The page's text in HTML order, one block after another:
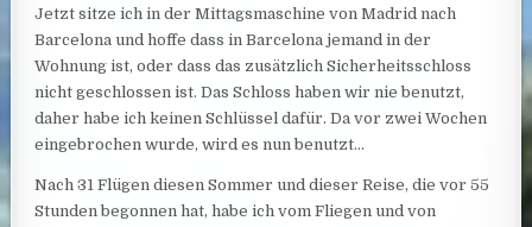
Jetzt sitze ich in der Mittagsmaschine von Madrid nach
Barcelona und hoffe dass in Barcelona jemand in der
Wohnung ist, oder dass das zusätzlich Sicherheitsschloss
nicht geschlossen ist. Das Schloss haben wir nie benutzt,
daher habe ich keinen Schlüssel dafür. Da vor zwei Wochen
eingebrochen wurde, wird es nun benutzt…
Nach 31 Flügen diesen Sommer und dieser Reise, die vor 55
Stunden begonnen hat, habe ich vom Fliegen und von